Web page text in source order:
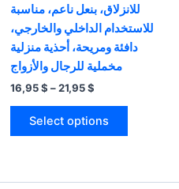
للانزلاق، بنعل ناعم، مناسبة
للاستخدام الداخلي والخارجي،
دافئة ومريحة، أحذية منزلية
مخملية للرجال والأزواج
16,95$ –21,95$
through
Select options
This
variants.